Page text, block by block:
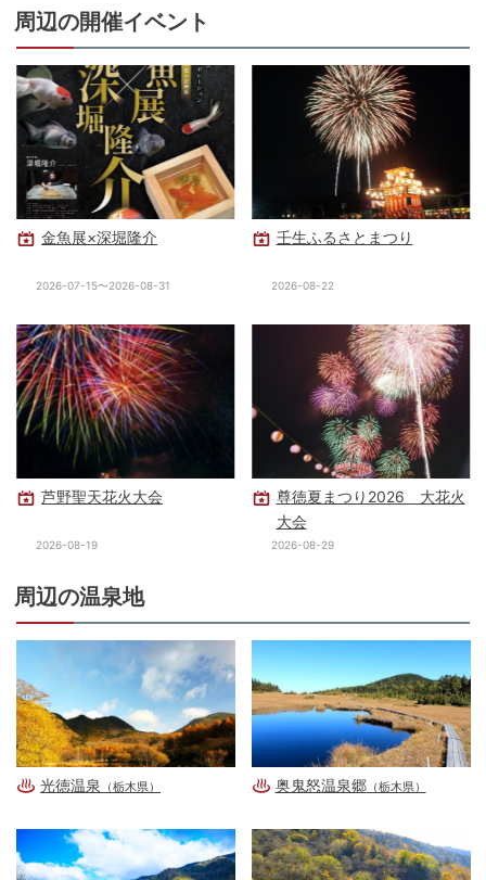
周辺の開催イベント
金魚展×深堀隆介
2026-07-15〜2026-08-31
壬生ふるさとまつり
2026-08-22
芦野聖天花火大会
2026-08-19
尊徳夏まつり2026 大花火
大会
2026-08-29
周辺の温泉地
光徳温泉 （栃木県） 奥鬼怒温泉郷（栃木県）